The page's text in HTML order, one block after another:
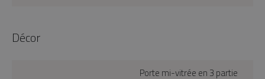
Décor
Porte mi-vitrée en 3 partie